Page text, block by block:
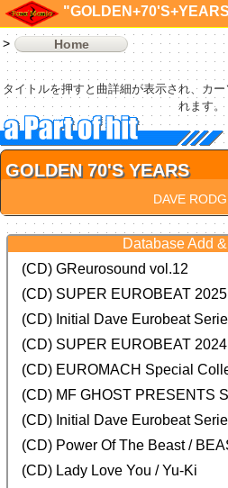
Home
タイトルを押すと曲詳細が表示され、カ
れます。
GOLDEN 70'S YEARS
DAVE
Database Add
(CD) GReurosound vol.12
(CD) SUPER EUROBEAT 2025
(CD) Initial Dave Eurobeat
(CD) SUPER EUROBEAT 2024
(CD) EUROMACH Special
(CD) Initial Dave Eurobeat
(CD) Power Of The Beast /
(CD) Lady Love You / Yu-Ki